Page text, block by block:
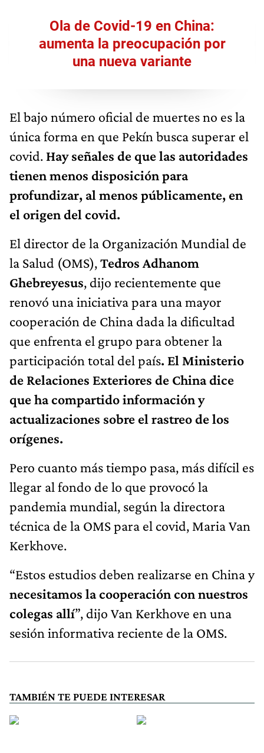
Ola de Covid-19 en China:
aumenta la preocupación por
una nueva variante
El bajo número oficial de muertes no es la
única forma en que Pekín busca superar el
covid. Hay señales de que las autoridades
tienen menos disposición para
profundizar, al menos públicamente, en
el origen del covid.
El director de la Organización Mundial de
la Salud (OMS),Tedros Adhanom
Ghebreyesus, dijo recientemente que
renovó una iniciativa para una mayor
cooperación de China dada la dificultad
que enfrenta el grupo para obtener la
participación total del país. El Ministerio
de Relaciones Exteriores de China dice
que ha compartido información y
actualizaciones sobre el rastreo de los
orígenes.
Pero cuanto más tiempo pasa, más difícil es
llegar al fondo de lo que provocó la
pandemia mundial, según la directora
técnica de la OMS para el covid, Maria Van
Kerkhove.
“Estos estudios deben realizarse en China y
necesitamos la cooperación con nuestros
colegas allí”, dijo Van Kerkhove en una
sesión informativa reciente de la OMS.
TAMBIÉN TE PUEDE INTERESAR